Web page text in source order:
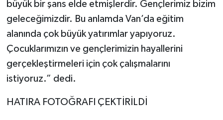
büyük bir şans elde etmişlerdir. Gençlerimiz bizim
geleceğimizdir. Bu anlamda Van’da eğitim
alanında çok büyük yatırımlar yapıyoruz.
Çocuklarımızın ve gençlerimizin hayallerini
gerçekleştirmeleri için çok çalışmalarını
istiyoruz.” dedi.
HATIRA FOTOĞRAFI ÇEKTİRİLDİ